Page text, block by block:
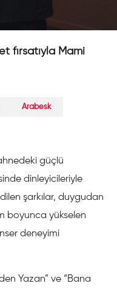
fırsatıyla Mami
Arabesk
güçlü
dinleyicileriyle
şarkılar, duygudan
boyunca yükselen
deneyimi
Yazan” ve “Bana